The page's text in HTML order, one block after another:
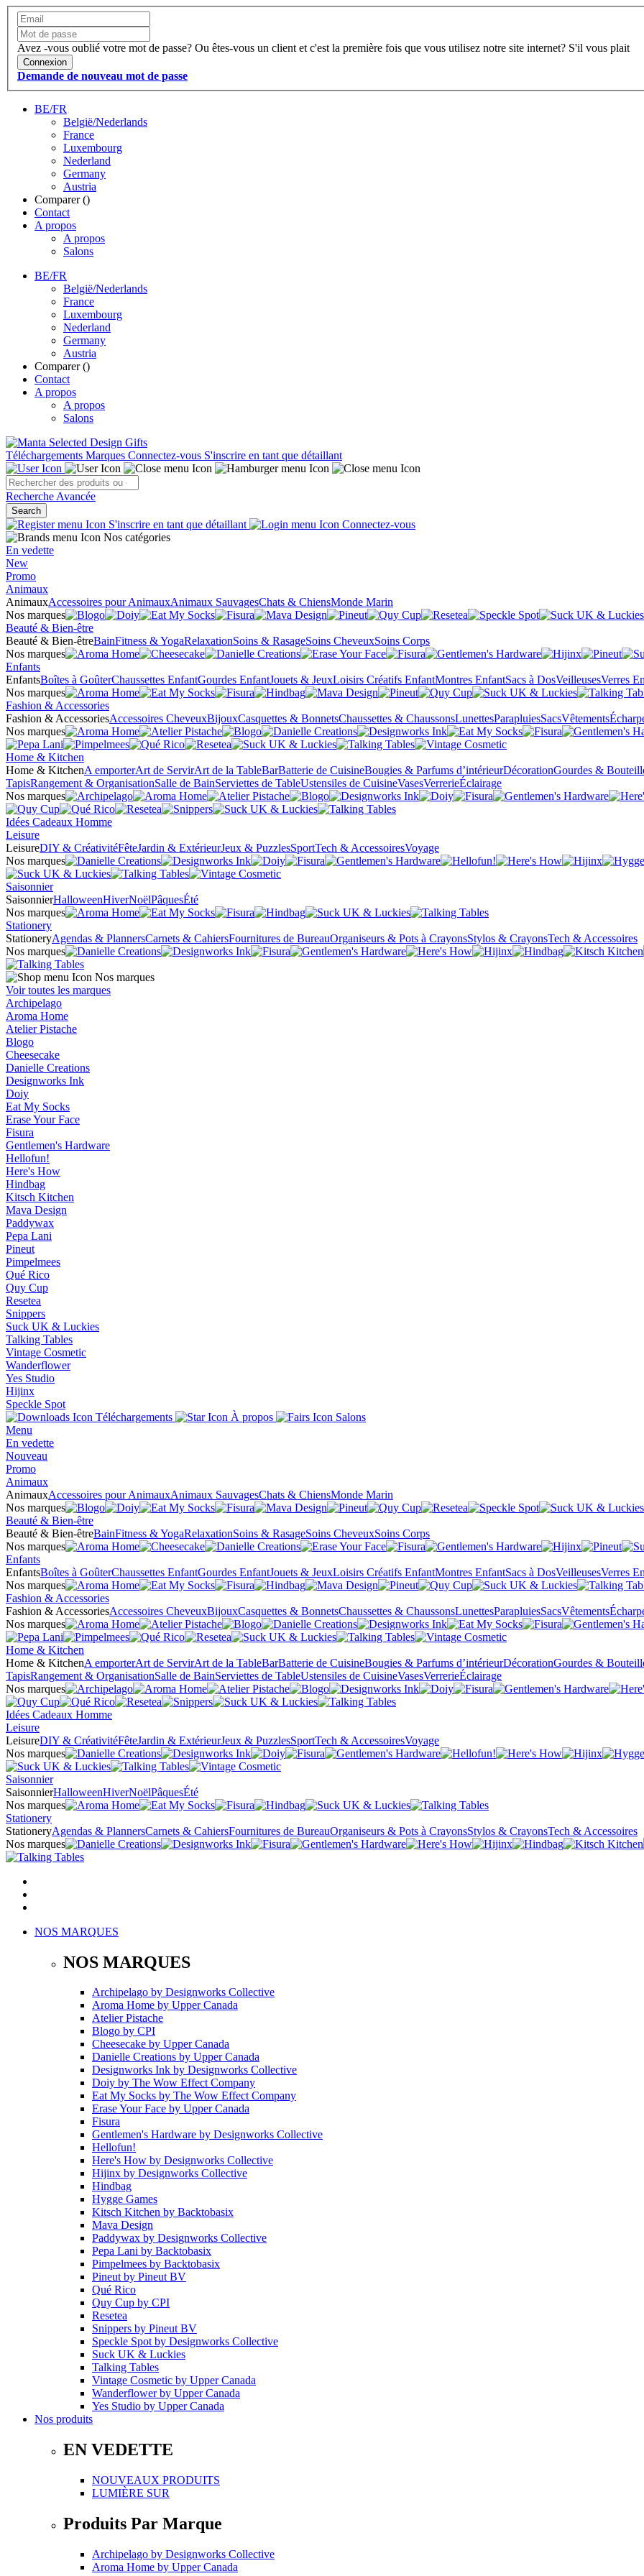
Avez -vous oublié votre mot de passe? Ou êtes-vous un client et c'est la première fois que vous utilisez notre site internet? S'il vous plait
Connexion
Demande de nouveau mot de passe
BE/FR
België/Nederlands
France
Luxembourg
Nederland
Germany
Austria
Comparer ()
Contact
A propos
A propos
Salons
BE/FR
België/Nederlands
France
Luxembourg
Nederland
Germany
Austria
Comparer ()
Contact
A propos
A propos
Salons
Téléchargements Marques Connectez-vous S'inscrire en tant que détaillant
Recherche Avancée
Search
S'inscrire en tant que détaillant
Connectez-vous
Nos catégories
En vedette
New
Promo
Animaux
AnimauxAccessoires pour AnimauxAnimaux SauvagesChats & ChiensMonde Marin
Nos marques
Beauté & Bien-être
Beauté & Bien-êtreBainFitness & YogaRelaxationSoins & RasageSoins CheveuxSoins Corps
Nos marques
Enfants
EnfantsBoîtes à GoûterChaussettes EnfantGourdes EnfantJouets & JeuxLoisirs Créatifs EnfantMontres EnfantSacs à DosVeilleusesVerres
Nos marques
Fashion & Accessories
Fashion & AccessoriesAccessoires CheveuxBijouxCasquettes & BonnetsChaussettes & ChaussonsLunettesParapluiesSacsVêtements
Nos marques
Home & Kitchen
Home & KitchenA emporterArt de ServirArt de la TableBarBatterie de CuisineBougies & Parfums d’intérieurDécorationGourdes &
TapisRangement & OrganisationSalle de BainServiettes de TableUstensiles de CuisineVasesVerrerieÉclairage
Nos marques
Idées Cadeaux Homme
Leisure
LeisureDIY & CréativitéFêteJardin & ExtérieurJeux & PuzzlesSportTech & AccessoiresVoyage
Nos marques
Saisonnier
SaisonnierHalloweenHiverNoëlPâquesÉté
Nos marques
Stationery
StationeryAgendas & PlannersCarnets & CahiersFournitures de BureauOrganiseurs & Pots à CrayonsStylos & CrayonsTech & Accessoires
Nos marques
Nos marques
Voir toutes les marques
Archipelago
Aroma Home
Atelier Pistache
Blogo
Cheesecake
Danielle Creations
Designworks Ink
Doiy
Eat My Socks
Erase Your Face
Fisura
Gentlemen's Hardware
Hellofun!
Here's How
Hindbag
Kitsch Kitchen
Mava Design
Paddywax
Pepa Lani
Pineut
Pimpelmees
Qué Rico
Quy Cup
Resetea
Snippers
Suck UK & Luckies
Talking Tables
Vintage Cosmetic
Wanderflower
Yes Studio
Hijinx
Speckle Spot
Téléchargements
À propos
Salons
Menu
En vedette
Nouveau
Promo
Animaux
AnimauxAccessoires pour AnimauxAnimaux SauvagesChats & ChiensMonde Marin
Nos marques
Beauté & Bien-être
Beauté & Bien-êtreBainFitness & YogaRelaxationSoins & RasageSoins CheveuxSoins Corps
Nos marques
Enfants
EnfantsBoîtes à GoûterChaussettes EnfantGourdes EnfantJouets & JeuxLoisirs Créatifs EnfantMontres EnfantSacs à DosVeilleusesVerres
Nos marques
Fashion & Accessories
Fashion & AccessoriesAccessoires CheveuxBijouxCasquettes & BonnetsChaussettes & ChaussonsLunettesParapluiesSacsVêtements
Nos marques
Home & Kitchen
Home & KitchenA emporterArt de ServirArt de la TableBarBatterie de CuisineBougies & Parfums d’intérieurDécorationGourdes &
TapisRangement & OrganisationSalle de BainServiettes de TableUstensiles de CuisineVasesVerrerieÉclairage
Nos marques
Idées Cadeaux Homme
Leisure
LeisureDIY & CréativitéFêteJardin & ExtérieurJeux & PuzzlesSportTech & AccessoiresVoyage
Nos marques
Saisonnier
SaisonnierHalloweenHiverNoëlPâquesÉté
Nos marques
Stationery
StationeryAgendas & PlannersCarnets & CahiersFournitures de BureauOrganiseurs & Pots à CrayonsStylos & CrayonsTech & Accessoires
Nos marques
NOS MARQUES
NOS MARQUES
Archipelago by Designworks Collective
Aroma Home by Upper Canada
Atelier Pistache
Blogo by CPI
Cheesecake by Upper Canada
Danielle Creations by Upper Canada
Designworks Ink by Designworks Collective
Doiy by The Wow Effect Company
Eat My Socks by The Wow Effect Company
Erase Your Face by Upper Canada
Fisura
Gentlemen's Hardware by Designworks Collective
Hellofun!
Here's How by Designworks Collective
Hijinx by Designworks Collective
Hindbag
Hygge Games
Kitsch Kitchen by Backtobasix
Mava Design
Paddywax by Designworks Collective
Pepa Lani by Backtobasix
Pimpelmees by Backtobasix
Pineutby Pineut BV
Qué Rico
Quy Cup by CPI
Resetea
Snippers by Pineut BV
Speckle Spotby Designworks Collective
Suck UK & Luckies
Talking Tables
Vintage Cosmetic by Upper Canada
Wanderflowerby Upper Canada
Yes Studio by Upper Canada
Nos produits
EN VEDETTE
NOUVEAUX PRODUITS
LUMIÈRE SUR
Produits Par Marque
Archipelago by Designworks Collective
Aroma Home by Upper Canada